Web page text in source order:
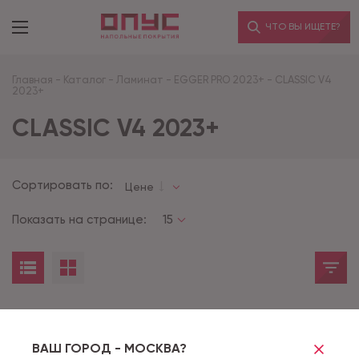
ВАШ ГОРОД - МОСКВА?
ЧТО ВЫ ИЩЕТЕ?
Главная - Каталог - Ламинат - EGGER PRO 2023+ - CLASSIC V4
2023+
CLASSIC V4 2023+
Сортировать по: Цене
Показать на странице: 15